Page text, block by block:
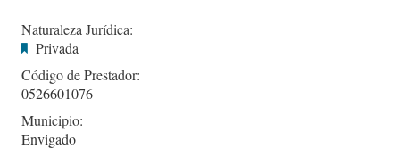
Naturaleza Jurídica:
Privada
Código de Prestador:
0526601076
Municipio:
Envigado